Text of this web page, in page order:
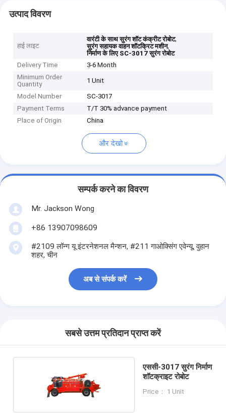
उत्पाद विवरण
हाई लाइट
वारंटी के साथ सुरंग शॉट कंक्रीट रोबोट,
सुरंग सहायक वाहन शॉटक्रिट मशीन,
निर्माण के लिए SC-3017 सुरंग रोबोट
Delivery Time
3-6 Month
Minimum Order
Quantity
1 Unit
Model Number
SC-3017
Payment Terms
T/T 30% advance payment
Place of Origin
China
और देखो
सम्पर्क करने का विवरण
Mr. Jackson Wong
+86 13907098609
#2109 लॉन्ग यू इंटरनेशनल मैन्शन, #211 गाओक्सिंग एवेन्यू, वुहान
शहर, चीन
अब से संपर्क करें
सबसे उत्तम प्रतिदान प्राप्त करें
एससी-3017 सुरंग निर्माण
शॉटक्राइट रोबोट
Price： 1 Unit